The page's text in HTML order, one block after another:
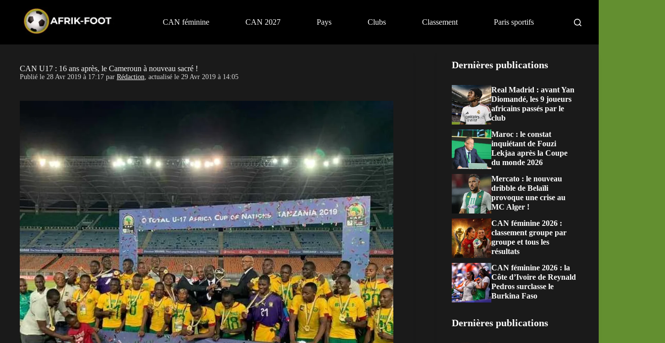
CAN féminine CAN 2027 Pays Clubs Classement Paris sportifs
CAN U17 : 16 ans après, le Cameroun à nouveau sacré !
Publié le 28 Avr 2019 à 17:17 par Rédaction, actualisé le 29 Avr 2019 à 14:05
Dernières publications
Real Madrid : avant Yan
Diomandé, les 9 joueurs
africains passés par le
club
Maroc : le constat
inquiétant de Fouzi
Lekjaa après la Coupe
du monde 2026
Mercato : le nouveau
dribble de Belaïli
provoque une crise au
MC Alger !
CAN féminine 2026 :
classement groupe par
groupe et tous les
résultats
CAN féminine 2026 : la
Côte d’Ivoire de Reynald
Pedros surclasse le
Burkina Faso
Dernières publications